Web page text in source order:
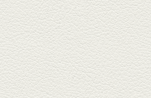
健軍自衛隊通り『焼鳥 菖蒲谷』
で最高級の焼鳥を味わう。『銀
しろ...
2026年2月20日放送
1000円で飲めますｾｯﾄ＆
至福のﾊﾑｶﾂ など
東区の健軍電停のそば『居酒屋
食堂いしばしさん家』は、賑や